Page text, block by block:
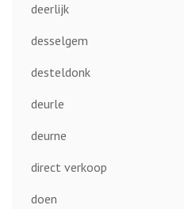
deerlijk
desselgem
desteldonk
deurle
deurne
direct verkoop
doen